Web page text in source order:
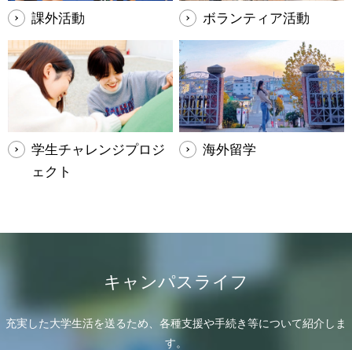
課外活動 ボランティア活動
学生チャレンジプロジ
ェクト
海外留学
キャンパスライフ
充実した大学生活を送るため、各種支援や手続き等について紹介しま
す。